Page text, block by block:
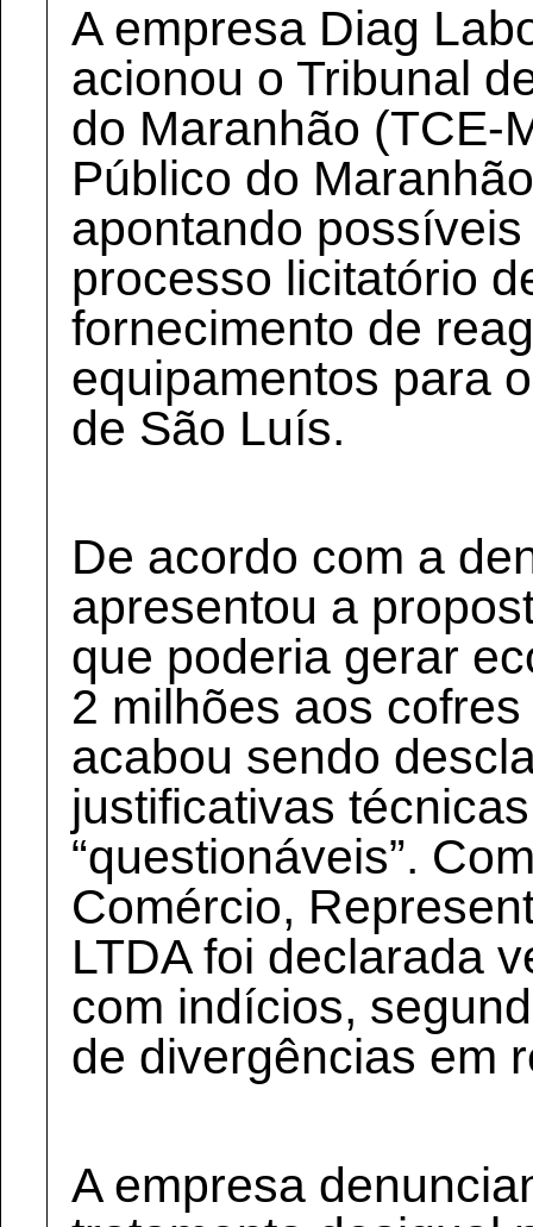
A empresa Diag
acionou o Tribunal
do Maranhão (TCE-
Público do
apontando
processo licitatório
fornecimento de
equipamentos para
de São Luís.
De acordo com a
apresentou a
que poderia gerar
2 milhões aos
acabou sendo
justificativas
“questionáveis”.
Comércio,
LTDA foi declarada
com indícios,
de divergências em
A empresa